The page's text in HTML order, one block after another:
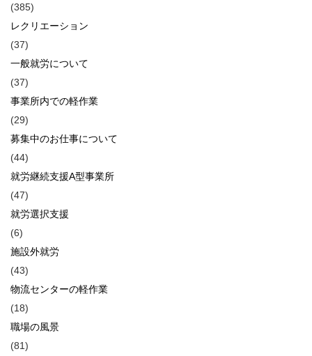
(385)
レクリエーション
(37)
一般就労について
(37)
事業所内での軽作業
(29)
募集中のお仕事について
(44)
就労継続支援A型事業所
(47)
就労選択支援
(6)
施設外就労
(43)
物流センターの軽作業
(18)
職場の風景
(81)